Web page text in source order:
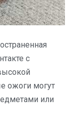
с
ожоги могут
или